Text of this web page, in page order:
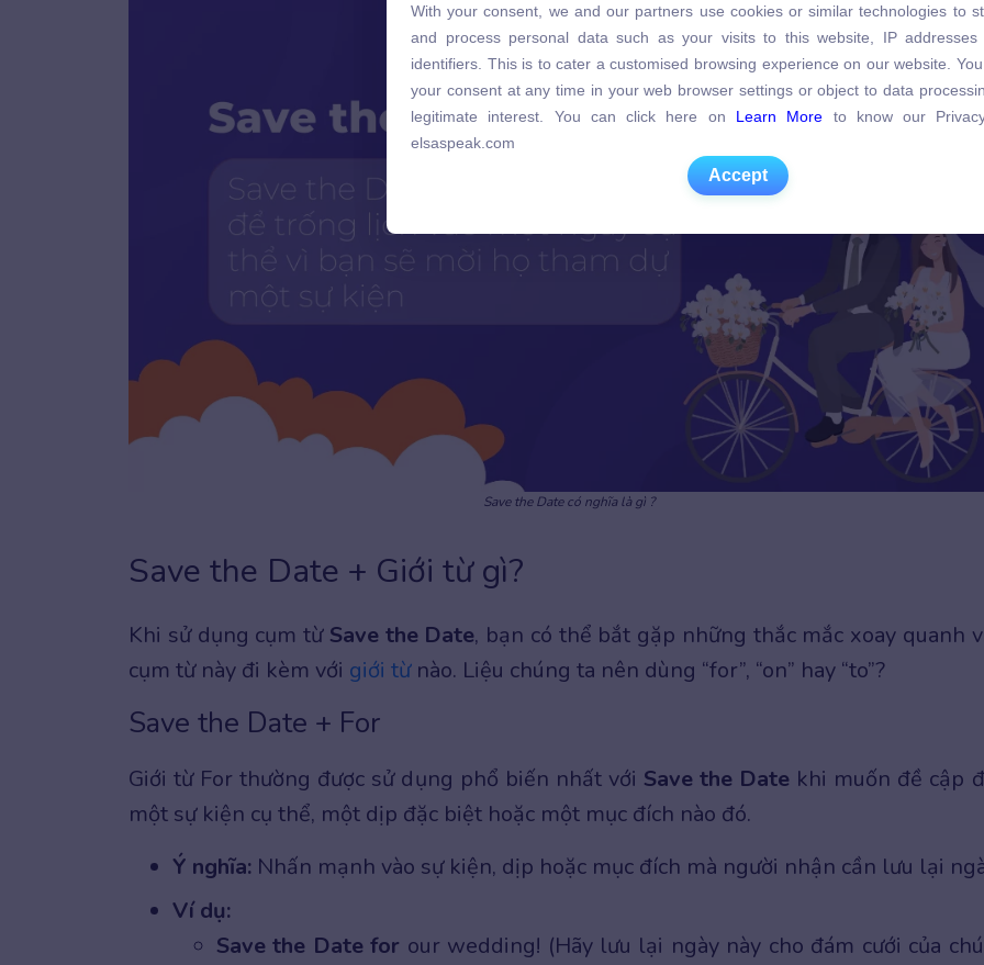
Save the Date có nghĩa là gì ?
Save the Date + Giới từ gì?
Khi sử dụng cụm từ Save the Date, bạn có thể bắt gặp những thắc mắc xoay quanh
cụm từ này đi kèm với giới từnào. Liệu chúng ta nên dùng “for”, “on” hay “to”?
Save the Date + For
Giới từ For thường được sử dụng phổ biến nhất với Save the Date khi muốn đề cập
một sự kiện cụ thể, một dịp đặc biệt hoặc một mục đích nào đó.
Ý nghĩa: Nhấn mạnh vào sự kiện, dịp hoặc mục đích mà người nhận cần lưu lại
Ví dụ:
Save the Date for our wedding! (Hãy lưu lại ngày này cho đám cưới của
and process personal data such as your visits to this website, IP addresses
identifiers. This is to cater a customised browsing experience on our website. You
your consent at any time in your web browser settings or object to data
legitimate interest. You can click here on
Learn More
to know our
elsaspeak.com
Accept
With your consent, we and our partners use cookies or similar technologies to
and process personal data such as your visits to this website, IP addresses
identifiers. This is to cater a customised browsing experience on our website.
your consent at any time in your web browser settings or object to data
legitimate interest. You can click here on Learn More to know our
elsaspeak.com
Accept